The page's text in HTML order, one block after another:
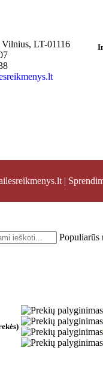
Vilnius, LT-01116
|
Populiarūs